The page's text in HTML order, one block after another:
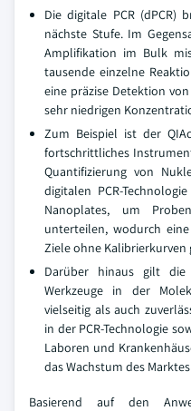
Die digitale PCR (dPCR)
nächste Stufe. Im
Amplifikation im Bulk
tausende einzelne
eine präzise Detektion
sehr niedrigen
Zum Beispiel ist der
fortschrittliches
Quantifizierung von
digitalen PCR-
Nanoplates, um
unterteilen, wodurch
Ziele ohne
Darüber hinaus gilt
Werkzeuge in der
vielseitig als auch
in der PCR-Technologie
Laboren und
das Wachstum des
Basierend auf den